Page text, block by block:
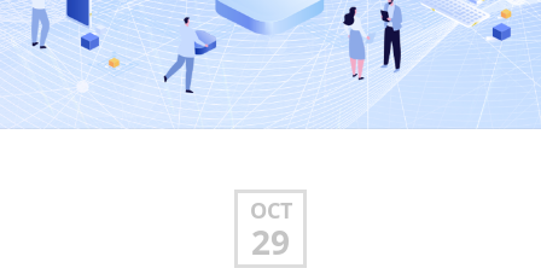
OCT
29